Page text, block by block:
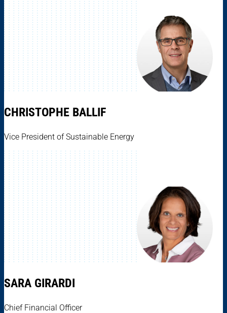
CHRISTOPHE BALLIF
Vice President of Sustainable Energy
SARA GIRARDI
Chief Financial Officer